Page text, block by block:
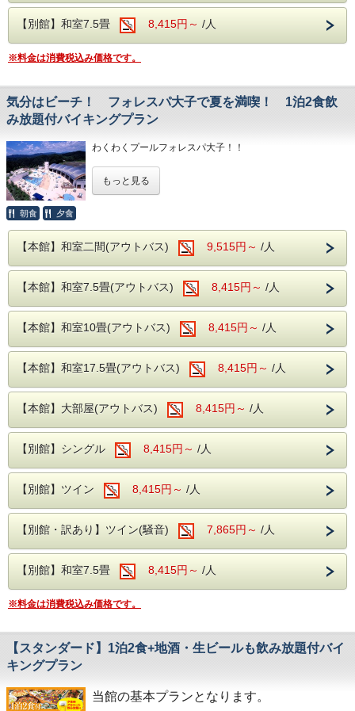
【カップチュロス】 外はカリッ！中はしっとり～
ホイップとブルーベリーで味
と食感を
お楽しみ下さい。
【開催期間】7月18日(土)～8月31日(月)
朝食：和洋中の料理食べ放題+ジュース飲み放題
題
※アルコール飲み放題はご夕食時のみとなります。
他にも、
【袋田の滝】 日本三名瀑にも数えられる有名な観光スポッ
自然豊かで四季折々の景色が楽しめます。「 恋人の聖地」
としても認定されていて、 大子町の鳥オシドリをモチーフ
にしたモニュメントやブランコが展示されています！
【大子おやき学校】 旧槙野地小学校がおやき学校として
1998年にスタート。 地元の野菜や特産品が購入でき、おや
き作りも体験ができます！
また、カフェでは「昭和の学校給食」や揚げパンなど、昔懐
かしいメニューが楽しめます！
＜カフェ営業時間＞
土日祝：11:00〜15:00 ※食事ラストオーダー14:00
※詳細は「大子おやき学校」公式サイトをご確認ください。
【別館】和室7.5畳 8,415円～ /人
※料金は消費税込み価格です。
気分はビーチ！ フォレスパ大子で夏を満喫！ 1泊2食飲
み放題付バイキングプラン
わくわくプールフォレスパ大子！！
期間：2026年7月18日～8月31日
屋外には波が出るプール、ウォータースライダーなど楽しめ
る内容が盛りだくさん♪
レジャー施設なので、お子様も安心で、しかも子育て支援カ
ードやJAF会員証など割引も使えて、お財布にも安心！
ホテル奥久慈館からはお車でわずか10分！
遊びつくした後は空いたお腹を満たすため当館のお食事を
ご利用くださいませ！
当館は飲み放題付きバイキングでジュースなどはもちろんビ
ールや日本酒、焼酎などもご用意しております！
また、当館にはお客様の旅行が充実したものになるよう、カ
ラオケ、卓球などの施設や貸し出しをご用意しております！
フォレスパ大子で満喫した後も当館の温泉で日ごろの疲れを
洗い流し
より充実しリラックスしてください♪
この夏はぜひフォレスパ大子とホテル奥久慈館へ！
※入場料金はお客様負担となります。
チケットは当館で販売しておりませんので、入場料は直接
もっと見る
朝食 夕食
【本館】和室二間(アウトバス) 9,515円～ /人
【本館】和室7.5畳(アウトバス) 8,415円～ /人
【本館】和室10畳(アウトバス) 8,415円～ /人
【本館】和室17.5畳(アウトバス) 8,415円～ /人
【本館】大部屋(アウトバス) 8,415円～ /人
【別館】シングル 8,415円～ /人
【別館】ツイン 8,415円～ /人
【別館・訳あり】ツイン(騒音) 7,865円～ /人
【別館】和室7.5畳 8,415円～ /人
※料金は消費税込み価格です。
【スタンダード】1泊2食+地酒・生ビールも飲み放題付バイ
キングプラン
当館の基本プランとなります。